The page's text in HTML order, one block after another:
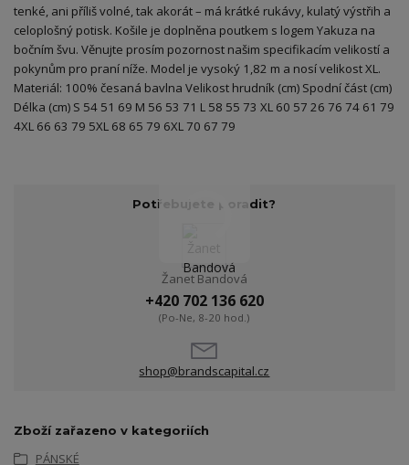
tenké, ani příliš volné, tak akorát – má krátké rukávy, kulatý výstřih a
celoplošný potisk. Košile je doplněna poutkem s logem Yakuza na
bočním švu. Věnujte prosím pozornost našim specifikacím velikostí a
pokynům pro praní níže. Model je vysoký 1,82 m a nosí velikost XL.
Materiál: 100% česaná bavlna Velikost hrudník (cm) Spodní část (cm)
Délka (cm) S 54 51 69 M 56 53 71 L 58 55 73 XL 60 57 26 76 74 61 79
4XL 66 63 79 5XL 68 65 79 6XL 70 67 79
Potřebujete poradit?
Žanet Bandová
+420 702 136 620
(Po-Ne, 8-20 hod.)
shop@brandscapital.cz
Zboží zařazeno v kategoriích
PÁNSKÉ